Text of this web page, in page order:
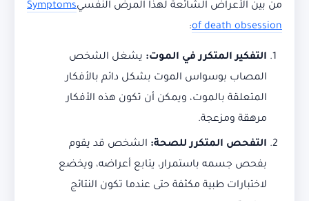
من بين الأعراض الشائعة لهذا المرض النفسيSymptoms
of death obsession
:
التفكير المتكرر في الموت: يشغل الشخص
المصاب بوسواس الموت بشكل دائم بالأفكار
المتعلقة بالموت، ويمكن أن تكون هذه الأفكار
مرهقة ومزعجة.
التفحص المتكرر للصحة: الشخص قد يقوم
بفحص جسمه باستمرار، يتابع أعراضه، ويخضع
لاختبارات طبية مكثفة حتى عندما تكون النتائج